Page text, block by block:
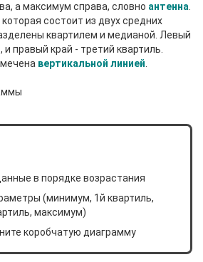
а максимум справа, словно aнтенна
которая состоит из двух средних
квартилем и медианой. Левый
правый край - третий квартиль.
вертикальной линией
в порядке возрастания
(минимум, 1й квартиль,
максимум)
коробчатую диаграмму